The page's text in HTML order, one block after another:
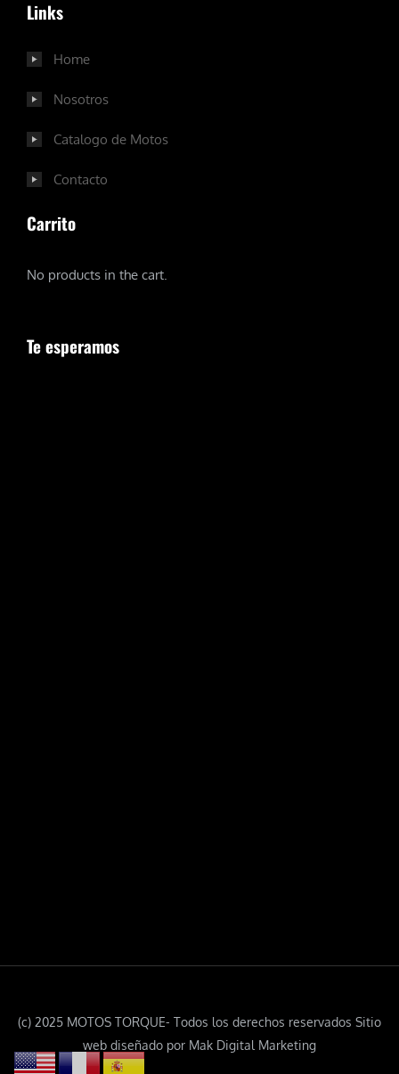
Links
Home
Nosotros
Catalogo de Motos
Contacto
Carrito
No products in the cart.
Te esperamos
(c) 2025 MOTOS TORQUE- Todos los derechos reservados Sitio
web diseñado por Mak Digital Marketing